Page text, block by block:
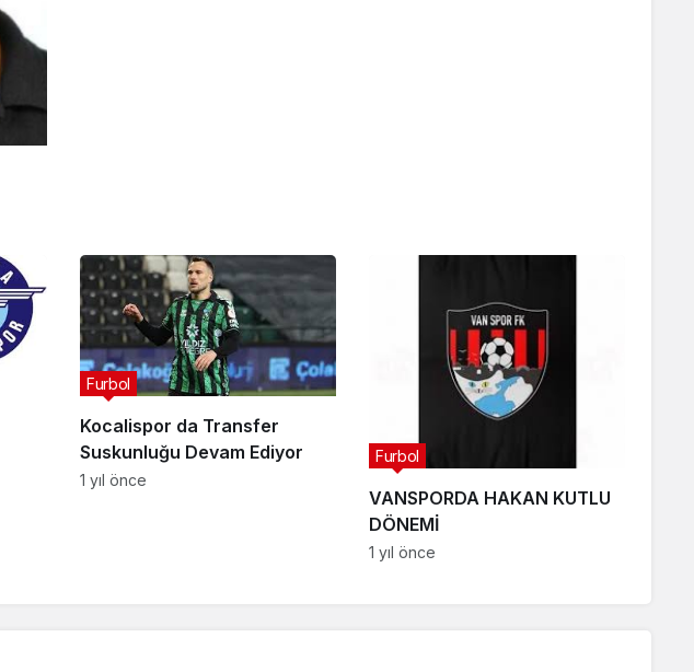
Kocalispor da Transfer
Suskunluğu Devam Ediyor
Furbol
1 yıl önce
VANSPORDA HAKAN KUTLU
DÖNEMİ
Furbol
1 yıl önce